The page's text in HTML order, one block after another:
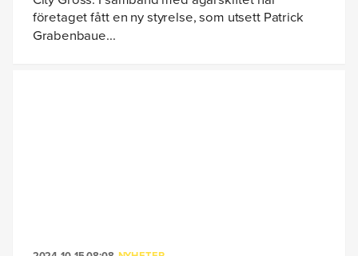
företaget fått en ny styrelse, som utsett Patrick
Grabenbaue...